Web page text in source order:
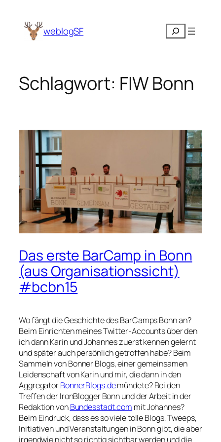
Inhalt
springen weblogSF Suchen
Schlagwort: FIW Bonn
Das erste BarCamp in Bonn
(aus Organisationssicht)
#bcbn15
Wo fängt die Geschichte des BarCamps Bonn an?
Beim Einrichten meines Twitter-Accounts über den
ich dann Karin und Johannes zuerst kennen gelernt
und später auch persönlich getroffen habe? Beim
Sammeln von Bonner Blogs, einer gemeinsamen
Leidenschaft von Karin und mir, die dann in den
AggregatorBonnerBlogs.demündete? Bei den
Treffen der IronBlogger Bonn und der Arbeit in der
Redaktion vonBundesstadt.com mit Johannes?
Beim Eindruck, dass es so viele tolle Blogs, Tweeps,
Initiativen und Veranstaltungen in Bonn gibt, die aber
irgendwie nicht so richtig sichtbar werden und die